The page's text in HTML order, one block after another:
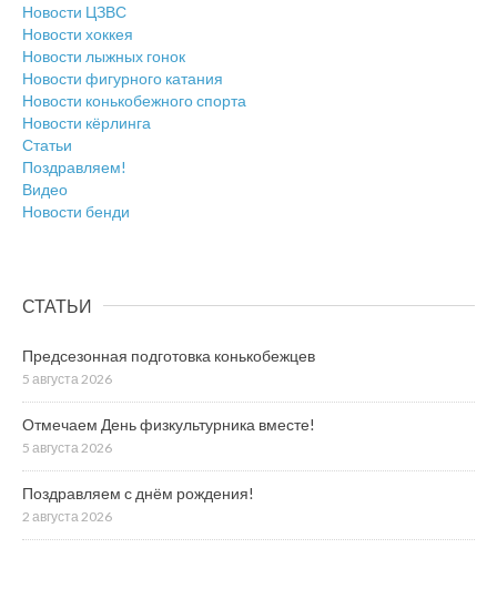
Новости ЦЗВС
Новости хоккея
Новости лыжных гонок
Новости фигурного катания
Новости конькобежного спорта
Новости кёрлинга
Статьи
Поздравляем!
Видео
Новости бенди
СТАТЬИ
Предсезонная подготовка конькобежцев
5 августа 2026
Отмечаем День физкультурника вместе!
5 августа 2026
Поздравляем с днём рождения!
2 августа 2026